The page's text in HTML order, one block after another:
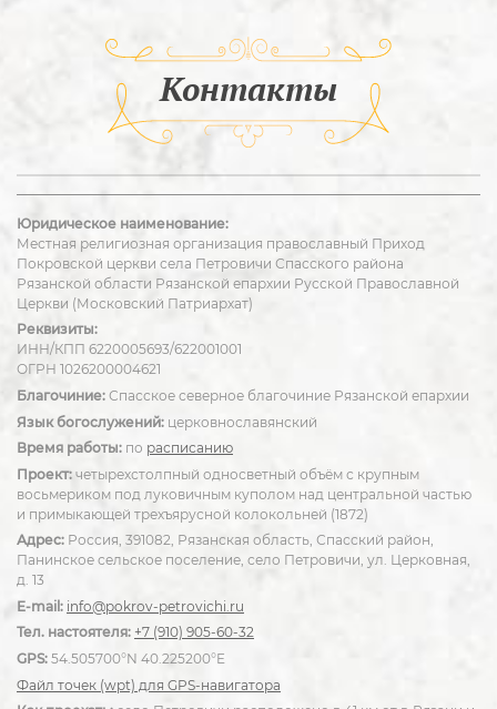
Контакты
Юридическое наименование:
Местная религиозная организация православный Приход
Покровской церкви села Петровичи Спасского района
Рязанской области Рязанской епархии Русской Православной
Церкви (Московский Патриархат)
Реквизиты:
ИНН/КПП 6220005693/622001001
ОГРН 1026200004621
Благочиние: Спасское северное благочиние Рязанской епархии
Язык богослужений: церковнославянский
Время работы: по расписанию
Проект: четырехстолпный односветный объём с крупным
восьмериком под луковичным куполом над центральной частью
и примыкающей трехъярусной колокольней (1872)
Адрес: Россия, 391082, Рязанская область, Спасский район,
Панинское сельское поселение, село Петровичи, ул. Церковная,
д. 13
E-mail: info@pokrov-petrovichi.ru
Тел. настоятеля: +7 (910) 905-60-32
GPS: 54.505700°N 40.225200°E
Файл точек (wpt) для GPS-навигатора